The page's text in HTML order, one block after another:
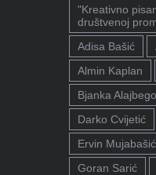
"Kreativno
društvenoj
Adisa Bašić
Almin Kaplan
Bjanka
Darko Cvijetić
Ervin Mujabašić
Goran Sarić